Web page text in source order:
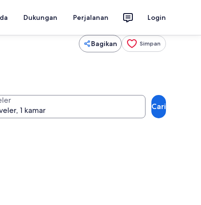
Dukungan Perjalanan Login
Bagikan Simpan
Cari